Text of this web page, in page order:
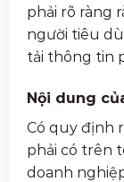
phải rõ ràng
người tiêu
tải thông tin
Nội dung
Có quy định
phải có trên
doanh